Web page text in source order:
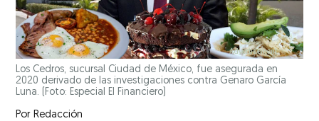
Los Cedros, sucursal Ciudad de México, fue asegurada en
2020 derivado de las investigaciones contra Genaro García
Luna. (Foto: Especial El Financiero)
Por Redacción